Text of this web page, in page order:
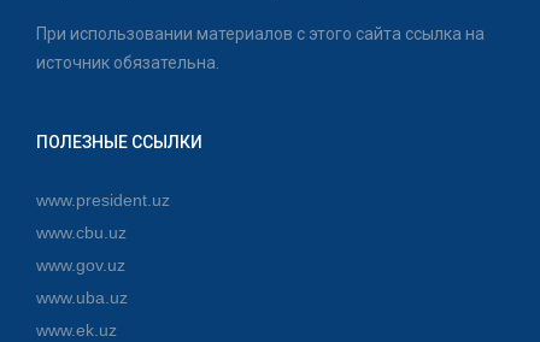
При использовании материалов с этого сайта ссылка на
источник обязательна.
ПОЛЕЗНЫЕ ССЫЛКИ
www.president.uz
www.cbu.uz
www.gov.uz
www.uba.uz
www.ek.uz